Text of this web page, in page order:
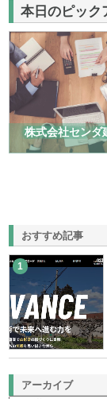
本日のピック
株式会社センダ
おすすめ記事
1
アーカイブ